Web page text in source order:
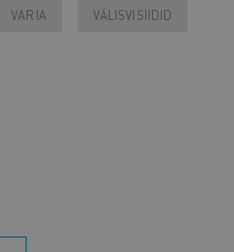
VARIA VÄLISVISIIDID